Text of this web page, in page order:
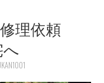
理依頼